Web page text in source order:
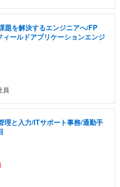
題を解決するエンジニアへ/FP
ールドアプリケーションエンジ
員
理と入力/ITサポート事務/通勤手